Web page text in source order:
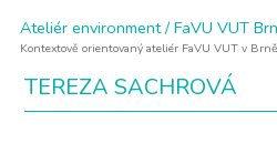
Ateliér environment / FaVU VUT
Kontextově orientovaný ateliér FaVU VUT v Brně
TEREZA SACHROVÁ